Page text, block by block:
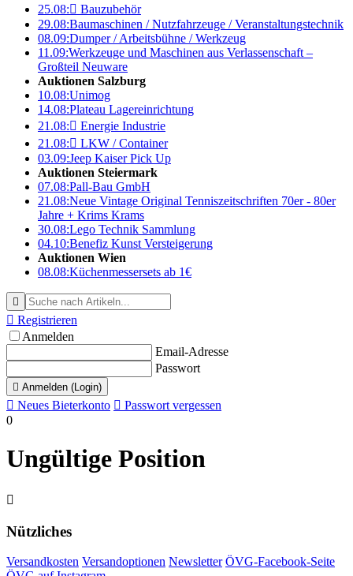
25.08: Bauzubehör
29.08:Baumaschinen / Nutzfahrzeuge / Veranstaltungstechnik
08.09:Dumper / Arbeitsbühne / Werkzeug
11.09:Werkzeuge und Maschinen aus Verlassenschaft –
Großteil Neuware
Auktionen Salzburg
10.08:Unimog
14.08:Plateau Lagereinrichtung
21.08: Energie Industrie
21.08: LKW / Container
03.09:Jeep Kaiser Pick Up
Auktionen Steiermark
07.08:Pall-Bau GmbH
21.08:Neue Vintage Original Tenniszeitschriften 70er - 80er
Jahre + Krims Krams
30.08:Lego Technik Sammlung
04.10:Benefiz Kunst Versteigerung
Auktionen Wien
08.08:Küchenmessersets ab 1€

 Registrieren
Anmelden
Email-Adresse
Passwort
 Anmelden (Login)
 Neues Bieterkonto  Passwort vergessen
0
Ungültige Position

Nützliches
Versandkosten Versandoptionen Newsletter ÖVG-Facebook-Seite